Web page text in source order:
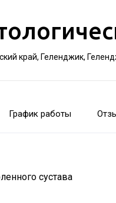
край, Геленджик,
График работы
сустава